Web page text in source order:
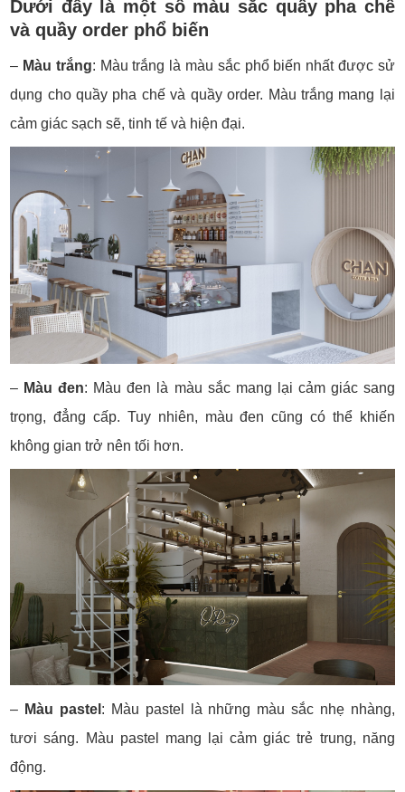
Dưới đây là một số màu sắc quầy pha chế
và quầy order phổ biến
– Màu trắng: Màu trắng là màu sắc phổ biến nhất được sử
dụng cho quầy pha chế và quầy order. Màu trắng mang lại
cảm giác sạch sẽ, tinh tế và hiện đại.
– Màu đen: Màu đen là màu sắc mang lại cảm giác sang
trọng, đẳng cấp. Tuy nhiên, màu đen cũng có thể khiến
không gian trở nên tối hơn.
– Màu pastel : Màu pastel là những màu sắc nhẹ nhàng,
tươi sáng. Màu pastel mang lại cảm giác trẻ trung, năng
động.